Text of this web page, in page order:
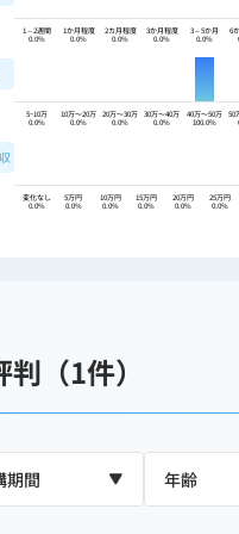
1～2週間
0.0%
1か月程度
0.0%
2カ月程度
0.0%
3か月程度
0.0%
3～5か月
0.0%
6
5~10万
0.0%
10万〜20万
0.0%
20万〜30万
0.0%
30万〜40万
0.0%
40万〜50万
100.0%
50
変化なし
0.0%
5万円
0.0%
10万円
0.0%
15万円
0.0%
20万円
0.0%
25万円
0.0%
（1件）